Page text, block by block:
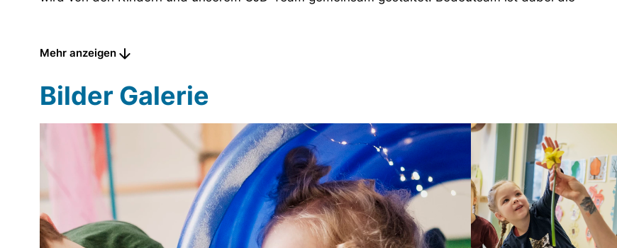
Heilpädagogische Förderung und therapeutische Angebote werden in den Tagesablauf integriert.
Fernab von allen klassischen Rollenklischees sind wir der festen Überzeugung, dass Jungen genauso
gute Puppenväter und Köche sind, so wie Mädchen wilde Bobbycar-Fahrerinnen und Polizistinnen
sein können. Wir ermutigen Kinder, immer wieder ihre eigenen Hypothesen zu überprüfen und
unterstützen sie als aktive Gestalter ihres Lebens.
Partizipation bedeutet für uns, dass Kinder in Entscheidungsprozesse, die das Zusammenleben
betreffen, eingebunden werden. Kinder dürfen bei uns Verantwortung übernehmen, Lösungsfinder
sein, Entscheidungen treffen und dabei auch die Grenzen des Möglichen erfahren, denn sie sind
Zukunftsarchitekten.
Mehr anzeigen
Bilder Galerie